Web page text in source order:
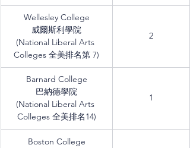
Wellesley College
威爾斯利學院
(National Liberal Arts
Colleges 全美排名第 7)
2
Barnard College
巴納德學院
(National Liberal Arts
Colleges 全美排名14)
1
Boston College